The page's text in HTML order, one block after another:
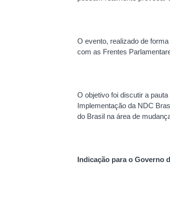
O evento, realizado de
com as Frentes
O objetivo foi discutir a
Implementação da NDC
do Brasil na área de
Indicação para o Governo